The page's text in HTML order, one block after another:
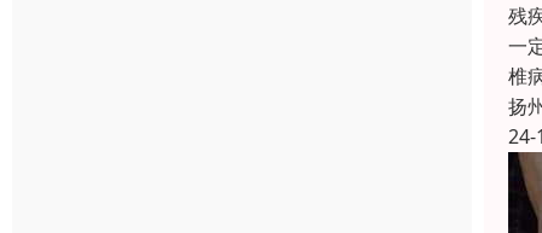
残
一
椎
扬
24-